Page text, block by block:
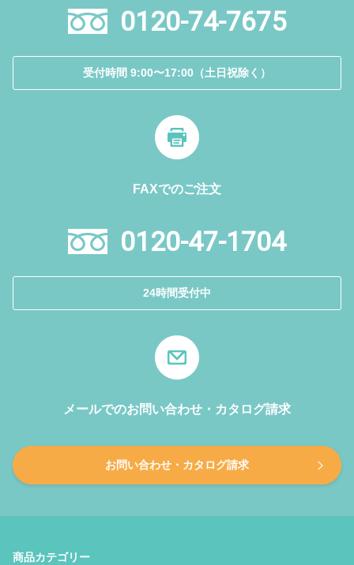
0120-74-7675
受付時間 9:00〜17:00（土日祝除く）
FAXでのご注文
0120-47-1704
24時間受付中
メールでのお問い合わせ・カタログ請求
お問い合わせ・カタログ請求
商品カテゴリー